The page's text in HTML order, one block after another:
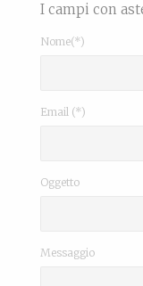
I campi con
Nome(*)
Email (*)
Oggetto
Messaggio